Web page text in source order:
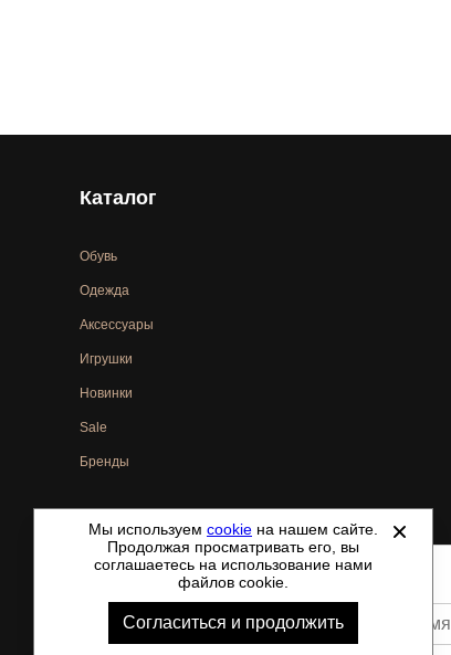
Каталог
Обувь
Одежда
Аксессуары
Игрушки
Новинки
Sale
Бренды
©2021-2026 - ShoesTown.ru - все права защищены.
Мы используем cookie на нашем сайте.
Продолжая просматривать его, вы
соглашаетесь на использование нами
файлов cookie.
Согласиться и продолжить Ваше имя